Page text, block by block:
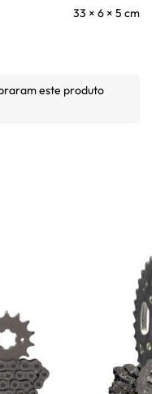
33 × 6 × 5 cm
este produto